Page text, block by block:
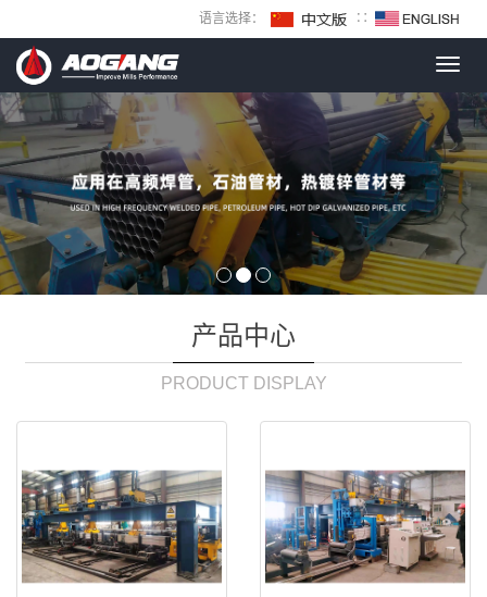
语言选择： ∷
产品中心
PRODUCT DISPLAY